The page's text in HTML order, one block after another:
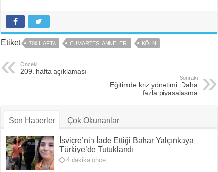
Etiket 700 HAFTA CUMARTESI ANNELERI KÖLN
Önceki
209. hafta açıklaması
Sonraki
Eğitimde kriz yönetimi: Daha
fazla piyasalaşma
Son Haberler Çok Okunanlar
İsviçre’nin İade Ettiği Bahar Yalçınkaya
Türkiye’de Tutuklandı
4 dakika önce